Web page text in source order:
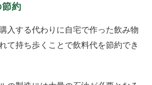
約
入する代わりに自宅で作った飲み物
て持ち歩くことで飲料代を節約でき